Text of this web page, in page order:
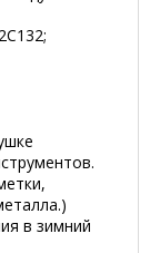
в зимний